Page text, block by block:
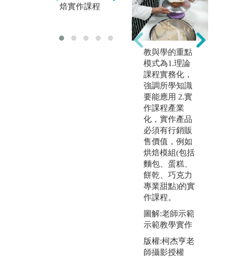
焙實作課程
創新創業．體
驗課程
教與學的重點
模式為1.理論
課程實務化，
強調所學知識
要能應用 2.實
作課程產業
化，實作產品
必須有行銷販
售價值，例如
烘焙模組(包括
麵包、蛋糕、
餅乾、巧克力
專業甜點)的實
作課程。
圖解:老師示範
示範教學實作
版權:柯杰亨老
師攝影授權